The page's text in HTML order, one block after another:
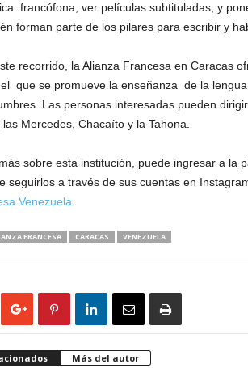
francófona, ver películas subtituladas, y
forman parte de los pilares para escribir y
recorrido, la Alianza Francesa en Caracas
que se promueve la enseñanza de la
Las personas interesadas pueden
Mercedes, Chacaíto y la Tahona.
sobre esta institución, puede ingresar a la
seguirlos a través de sus cuentas en
Venezuela
FRANCESA CARACAS VENEZUELA
Más del autor